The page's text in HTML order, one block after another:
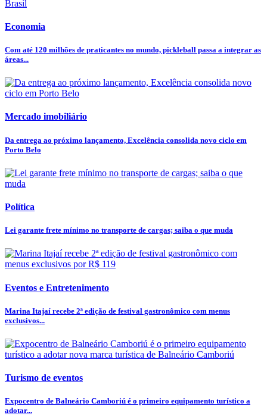
Economia
Com até 120 milhões de praticantes no mundo, pickleball passa a integrar as
áreas...
Mercado imobiliário
Da entrega ao próximo lançamento, Excelência consolida novo ciclo em
Porto Belo
Política
Lei garante frete mínimo no transporte de cargas; saiba o que muda
Eventos e Entretenimento
Marina Itajaí recebe 2ª edição de festival gastronômico com menus
exclusivos...
Turismo de eventos
Expocentro de Balneário Camboriú é o primeiro equipamento turístico a
adotar...